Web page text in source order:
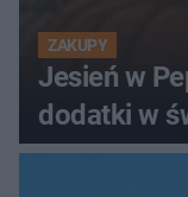
ZAKUPY
Jesień w
dodatki w